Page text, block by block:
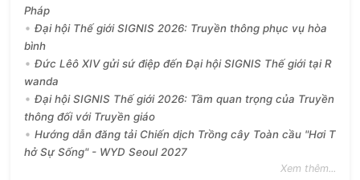
Pháp
Đại hội Thế giới SIGNIS 2026: Truyền thông phục vụ hòa
bình
Đức Lêô XIV gửi sứ điệp đến Đại hội SIGNIS Thế giới tại R
wanda
Đại hội SIGNIS Thế giới 2026: Tầm quan trọng của Truyền
thông đối với Truyền giáo
Hướng dẫn đăng tải Chiến dịch Trồng cây Toàn cầu "Hơi T
hở Sự Sống" - WYD Seoul 2027
Xem thêm...